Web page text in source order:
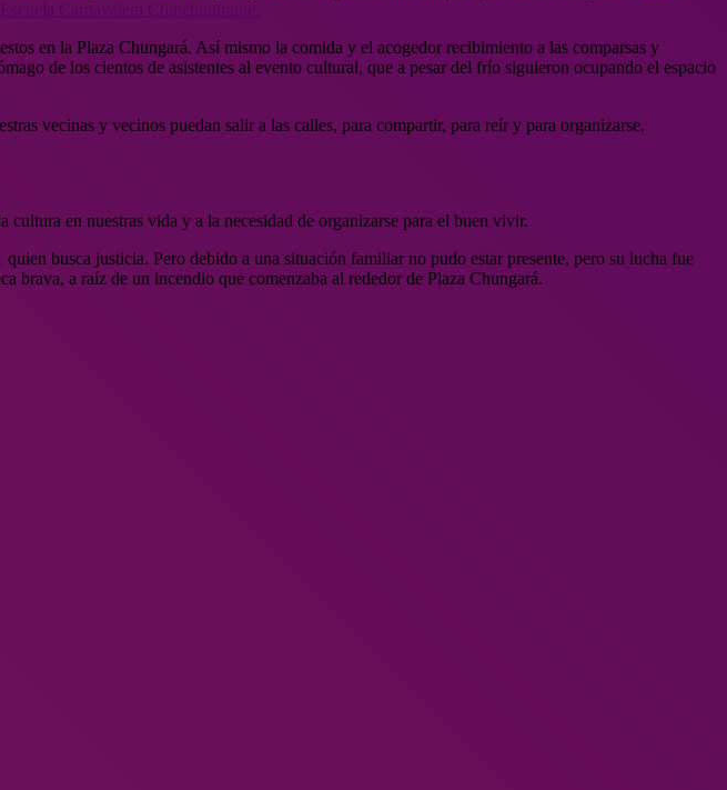
en la Plaza Chungará. Así mismo la comida y el acogedor recibimiento a las comparsas y
de los cientos de asistentes al evento cultural, que a pesar del frío siguieron ocupando el espacio
vecinas y vecinos puedan salir a las calles, para compartir, para reír y para organizarse.
en nuestras vida y a la necesidad de organizarse para el buen vivir.
quien busca justicia. Pero debido a una situación familiar no pudo estar presente, pero su lucha fue
brava, a raíz de un incendio que comenzaba al rededor de Plaza Chungará.